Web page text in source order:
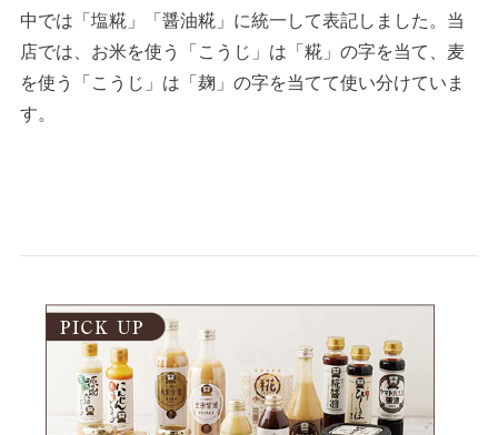
中では「塩糀」「醤油糀」に統一して表記しました。当
店では、お米を使う「こうじ」は「糀」の字を当て、麦
を使う「こうじ」は「麹」の字を当てて使い分けていま
す。